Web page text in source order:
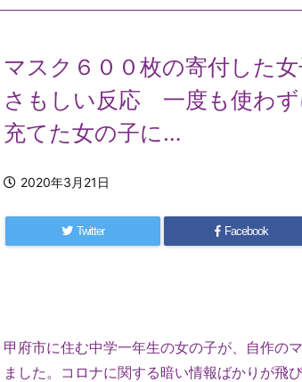
マスク６００枚の寄付した
さもしい反応 一度も使わ
充てた女の子に…
2020年3月21日
Twitter Facebook
甲府市に住む中学一年生の女の子が、自作の
ました。コロナに関する暗い情報ばかりが飛